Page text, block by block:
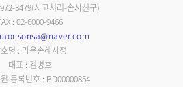
3479(사고처리-손사친구)
: 02-6000-9466
raonsonsa@naver.com
명 : 라온손해사정
대표 : 김병호
등록번호 : BD00000854